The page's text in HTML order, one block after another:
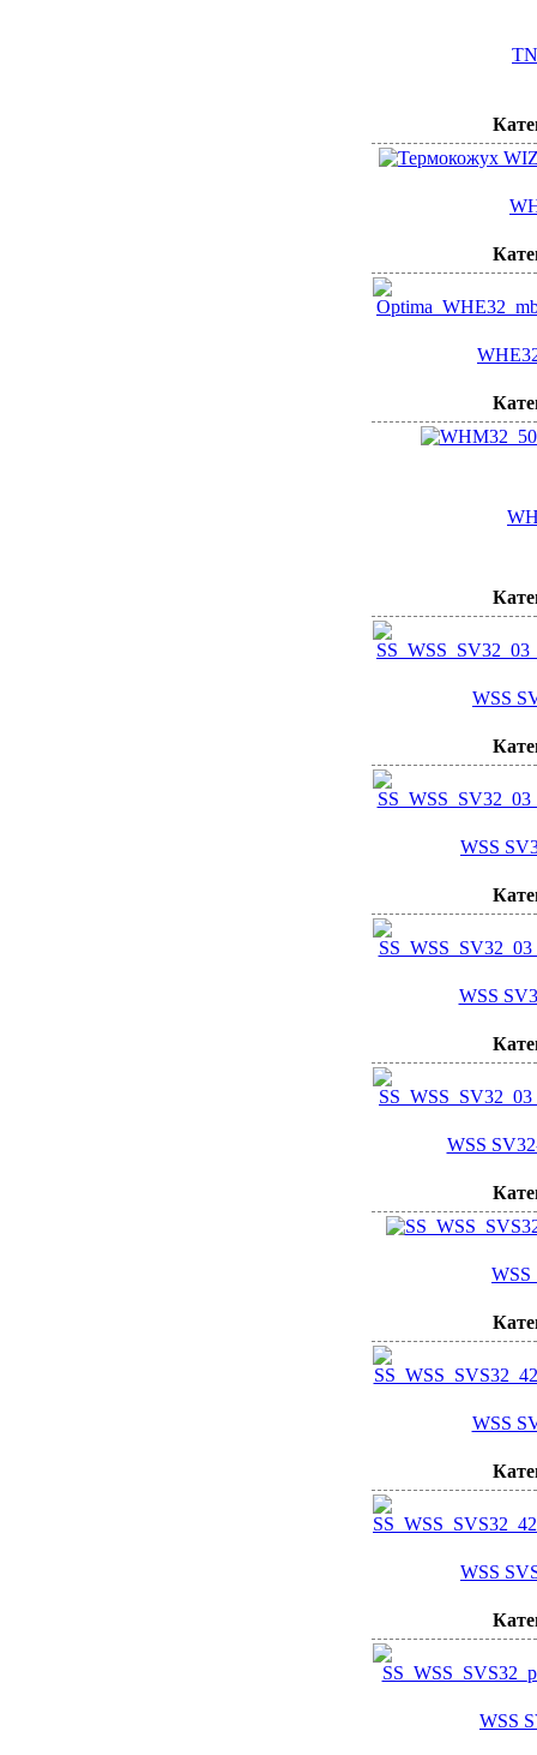
WSS
WSS
WSS
WSS
WSS
WSS
WSS
WSS